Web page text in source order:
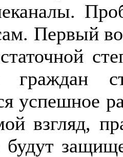
Первый
граждан
успешное
взгляд,
будут